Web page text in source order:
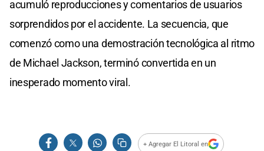
acumuló reproducciones y comentarios de usuarios
sorprendidos por el accidente. La secuencia, que
comenzó como una demostración tecnológica al ritmo
de Michael Jackson, terminó convertida en un
inesperado momento viral.
+ Agregar El Litoral en